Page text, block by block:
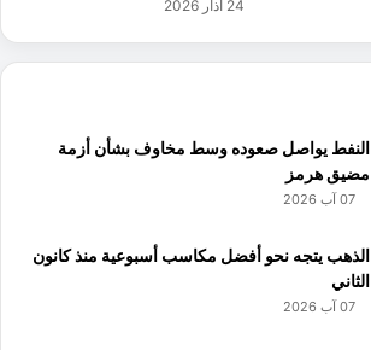
24 آذار 2026
النفط يواصل صعوده وسط مخاوف بشأن أزمة
مضيق هرمز
07 آب 2026
الذهب يتجه نحو أفضل مكاسب أسبوعية منذ كانون
الثاني
07 آب 2026